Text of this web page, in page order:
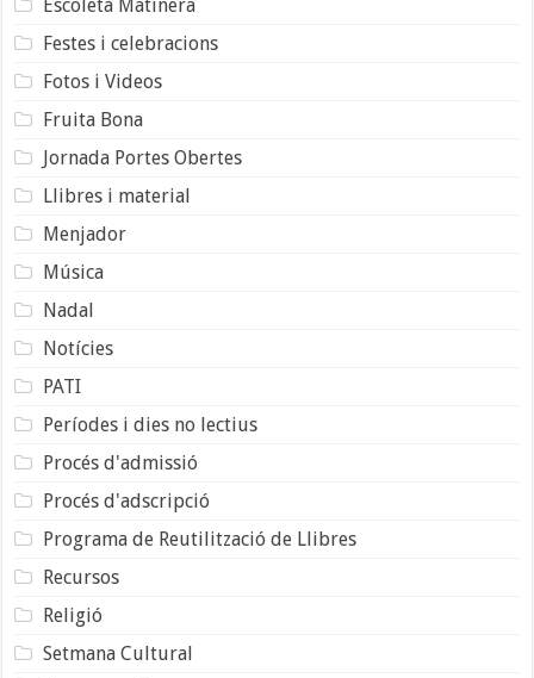
Escoleta Matinera
Festes i celebracions
Fotos i Videos
Fruita Bona
Jornada Portes Obertes
Llibres i material
Menjador
Música
Nadal
Notícies
PATI
Períodes i dies no lectius
Procés d'admissió
Procés d'adscripció
Programa de Reutilització de Llibres
Recursos
Religió
Setmana Cultural